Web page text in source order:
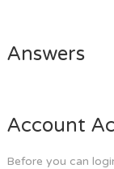
Answers
Account
Before you can